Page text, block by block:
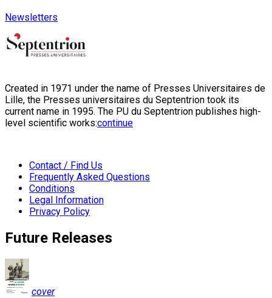
Newsletters
Created in 1971 under the name of Presses Universitaires de
Lille, the Presses universitaires du Septentrion took its
current name in 1995. The PU du Septentrion publishes high-
level scientific works:continue
Contact / Find Us
Frequently Asked Questions
Conditions
Legal Information
Privacy Policy
Future Releases
cover